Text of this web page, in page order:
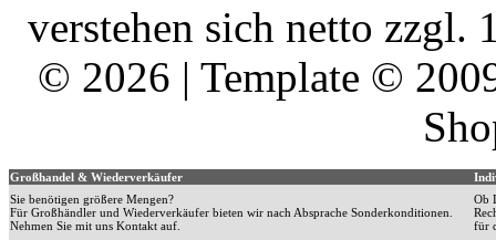
verstehen sich netto zzgl.
© 2026 | Template ©
Großhandel & Wiederverkäufer
Sie benötigen größere Mengen?
Für Großhändler und Wiederverkäufer bieten wir nach Absprache Sonderkonditionen.
Nehmen Sie mit uns Kontakt auf.
Ob
für